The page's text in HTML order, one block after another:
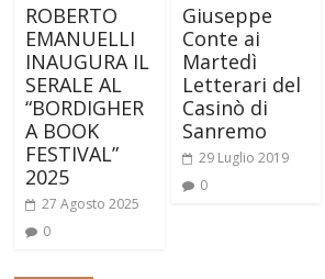
ROBERTO
EMANUELLI
INAUGURA IL
SERALE AL
“BORDIGHER
A BOOK
FESTIVAL”
2025
27 Agosto 2025
0
Giuseppe
Conte ai
Martedì
Letterari del
Casinò di
Sanremo
29 Luglio 2019
0